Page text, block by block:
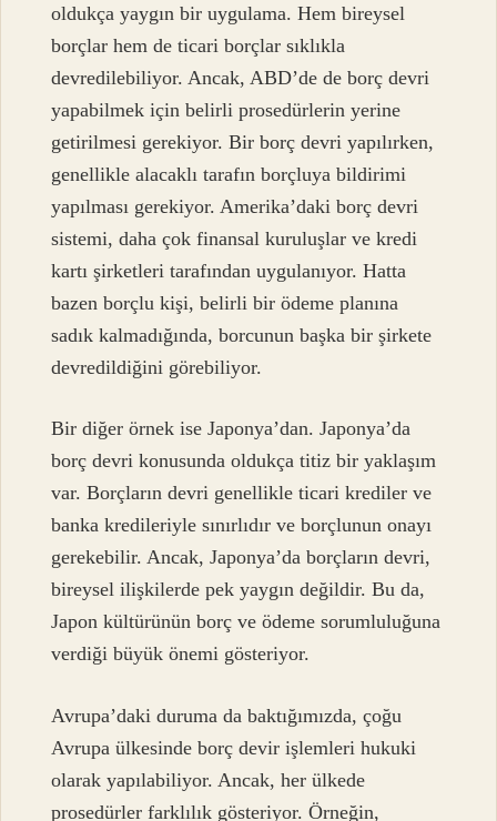
oldukça yaygın bir uygulama. Hem bireysel
borçlar hem de ticari borçlar sıklıkla
devredilebiliyor. Ancak, ABD’de de borç devri
yapabilmek için belirli prosedürlerin yerine
getirilmesi gerekiyor. Bir borç devri yapılırken,
genellikle alacaklı tarafın borçluya bildirimi
yapılması gerekiyor. Amerika’daki borç devri
sistemi, daha çok finansal kuruluşlar ve kredi
kartı şirketleri tarafından uygulanıyor. Hatta
bazen borçlu kişi, belirli bir ödeme planına
sadık kalmadığında, borcunun başka bir şirkete
devredildiğini görebiliyor.
Bir diğer örnek ise Japonya’dan. Japonya’da
borç devri konusunda oldukça titiz bir yaklaşım
var. Borçların devri genellikle ticari krediler ve
banka kredileriyle sınırlıdır ve borçlunun onayı
gerekebilir. Ancak, Japonya’da borçların devri,
bireysel ilişkilerde pek yaygın değildir. Bu da,
Japon kültürünün borç ve ödeme sorumluluğuna
verdiği büyük önemi gösteriyor.
Avrupa’daki duruma da baktığımızda, çoğu
Avrupa ülkesinde borç devir işlemleri hukuki
olarak yapılabiliyor. Ancak, her ülkede
prosedürler farklılık gösteriyor. Örneğin,